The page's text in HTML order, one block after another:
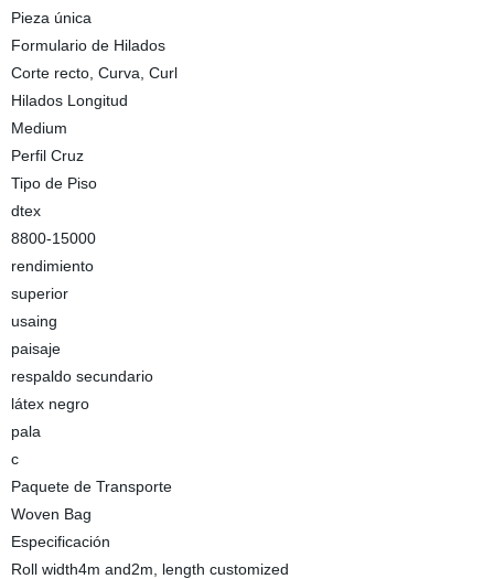
Pieza única
Formulario de Hilados
Corte recto, Curva, Curl
Hilados Longitud
Medium
Perfil Cruz
Tipo de Piso
dtex
8800-15000
rendimiento
superior
usaing
paisaje
respaldo secundario
látex negro
pala
c
Paquete de Transporte
Woven Bag
Especificación
Roll width4m and2m, length customized